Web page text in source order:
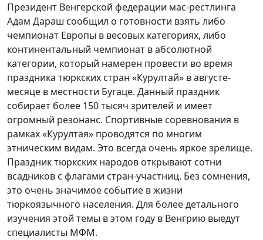
Президент Венгерской федерации мас-рестлинга
Адам Дараш сообщил о готовности взять либо
чемпионат Европы в весовых категориях, либо
континентальный чемпионат в абсолютной
категории, который намерен провести во время
праздника тюркских стран «Курултай» в августе-
месяце в местности Бугаце. Данный праздник
собирает более 150 тысяч зрителей и имеет
огромный резонанс. Спортивные соревнования в
рамках «Курултая» проводятся по многим
этническим видам. Это всегда очень яркое зрелище.
Праздник тюркских народов открывают сотни
всадников с флагами стран-участниц. Без сомнения,
это очень значимое событие в жизни
тюркоязычного населения. Для более детального
изучения этой темы в этом году в Венгрию выедут
специалисты МФМ.